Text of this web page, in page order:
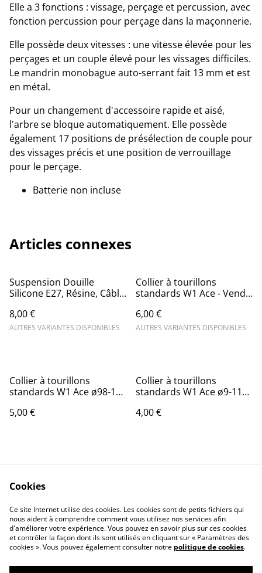
Elle a 3 fonctions : vissage, perçage et percussion, avec
fonction percussion pour perçage dans la maçonnerie.
Elle possède deux vitesses : une vitesse élevée pour les
perçages et un couple élevé pour les vissages difficiles.
Le mandrin monobague auto-serrant fait 13 mm et est
en métal.
Pour un changement d'accessoire rapide et aisé,
l'arbre se bloque automatiquement. Elle possède
également 17 positions de présélection de couple pour
des vissages précis et une position de verrouillage
pour le perçage.
Batterie non incluse
Articles connexes
Suspension Douille
Silicone E27, Résine, Câble
8,00 €
AUTRES VARIANTES DISPONIBLES
Collier à tourillons
standards W1 Ace - Vendu
6,00 €
AUTRES VARIANTES DISPONIBLES
Collier à tourillons
standards W1 Ace ø98-103
5,00 €
Collier à tourillons
standards W1 Ace ø9-11
4,00 €
Contactez-nous
Conditions
Politique de
confidentialité
Politique de cookies
Cookies
Ce site Internet utilise des cookies. Les cookies sont de petits fichiers qui
nous aident à comprendre comment vous utilisez nos services afin
d'améliorer votre expérience. Vous pouvez en savoir plus sur ces cookies
et contrôler la façon dont ils sont utilisés en cliquant sur « Paramètres des
cookies ». Vous pouvez également consulter notre politique de cookies.